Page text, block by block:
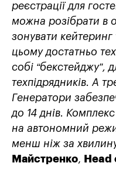
реєстрації для
можна розібрати в
зонувати кейтеринг
цьому достатньо
собі “бекстейджу”,
техпідрядників. А
Генератори
до 14 днів.
на автономний
менш ніж за
Майстренко,